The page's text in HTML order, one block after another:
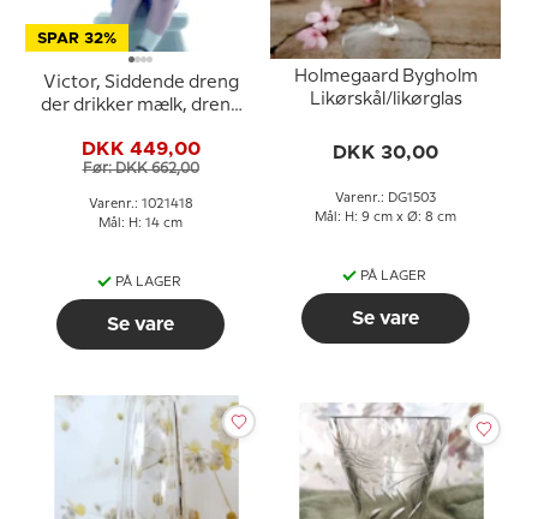
SPAR 32%
Victor, Siddende dreng
der drikker mælk, dreng
Grøndahl figur nr. 1713
eller 418
DKK 449,00
Før: DKK 662,00
Varenr.: 1021418
Mål: H: 14 cm
PÅ LAGER
Se vare
Holmegaard Bygholm
Likørskål/likørglas
DKK 30,00
Varenr.: DG1503
Mål: H: 9 cm x Ø: 8 cm
PÅ LAGER
Se vare